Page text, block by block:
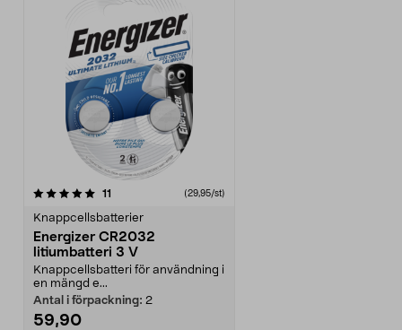
11 (29,95/st)
Knappcellsbatterier
Energizer CR2032
litiumbatteri 3 V
Knappcellsbatteri för användning i
en mängd e...
Antal i förpackning: 2
59,90